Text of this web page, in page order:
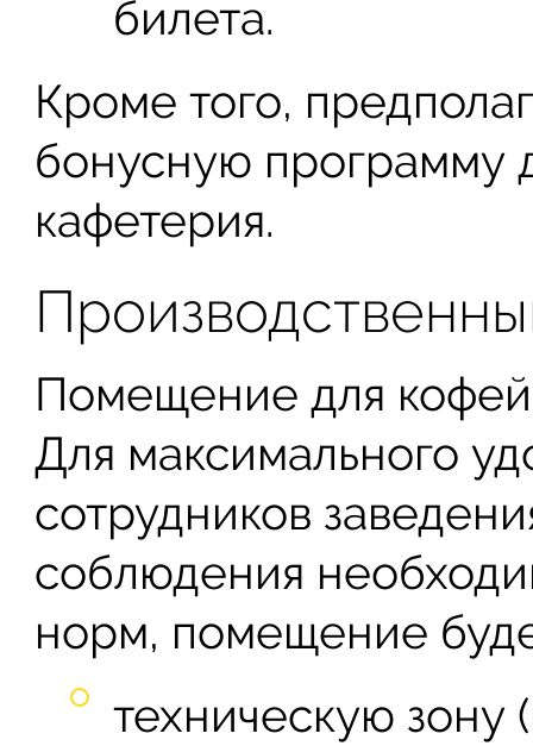
билета.
Кроме того,
бонусную программу
кафетерия.
Помещение для
Для максимального
сотрудников
соблюдения
норм, помещение
техническую